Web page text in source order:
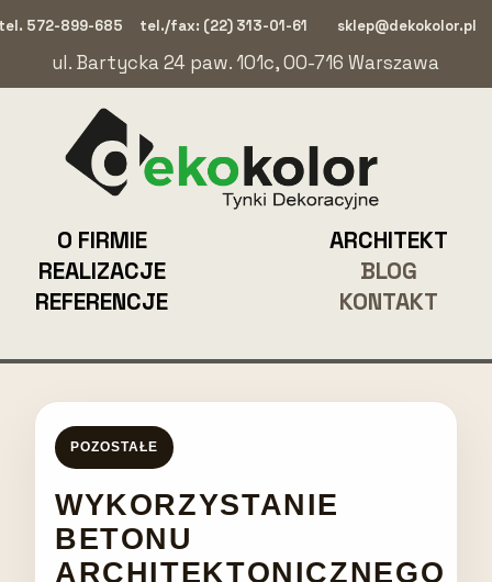
KONTAKT
BLOG
REALIZACJE
ARCHITEKT
REFERENCJE
O FIRMIE
ul. Bartycka 24 paw. 101c, 00-716 Warszawa
sklep@dekokolor.pl
tel./fax: (22) 313-01-61
572-899-685
POZOSTAŁE
WYKORZYSTANIE
BETONU
ARCHITEKTONICZNEGO